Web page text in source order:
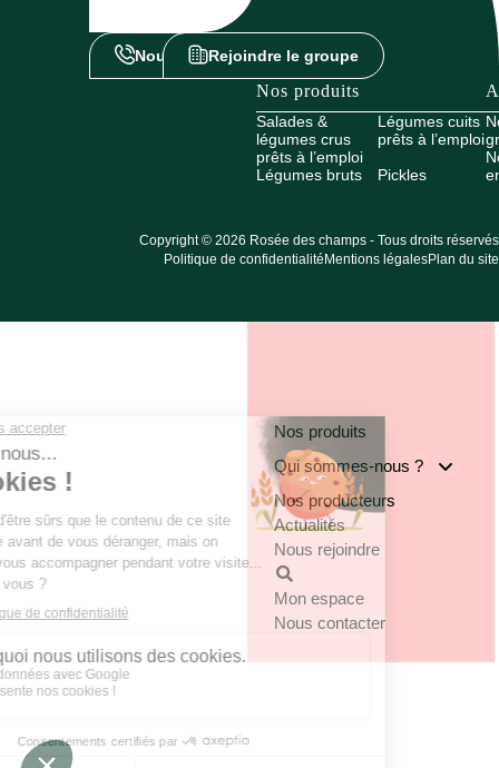
Nous contacterRejoindre le groupe
Nos produits
Salades &
légumes crus
prêts à l’emploi
Légumes cuits
prêts à l’emploi
Légumes bruts
Pickles
Copyright © 2026 Rosée des champs - Tous droits réservés
Politique de confidentialité Mentions légalesPlan du site
Nos produits
Qui sommes-nous ?
Notre groupe
Nos engagements
Notre implantation
Nos producteurs
Actualités
Nous rejoindre
Mon espace
Nous contacter